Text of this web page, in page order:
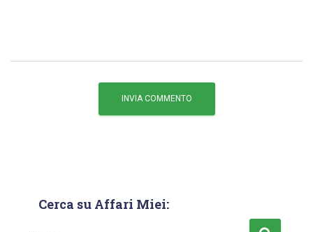
Cerca su Affari Miei: